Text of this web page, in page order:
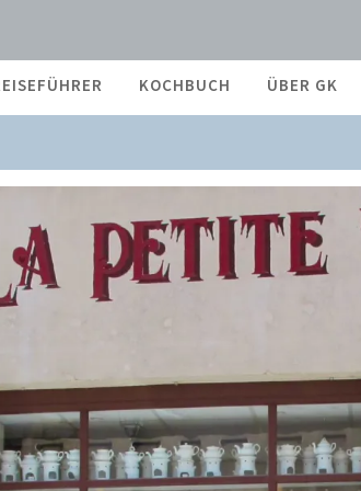
KOCHBUCH ÜBER GK
FÜR VERBRENNER UND SUV-